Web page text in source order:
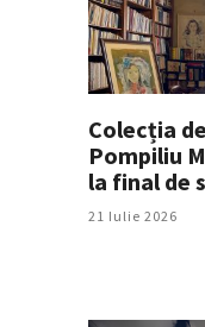
Colecția
Pompiliu
la final de
21 Iulie 2026